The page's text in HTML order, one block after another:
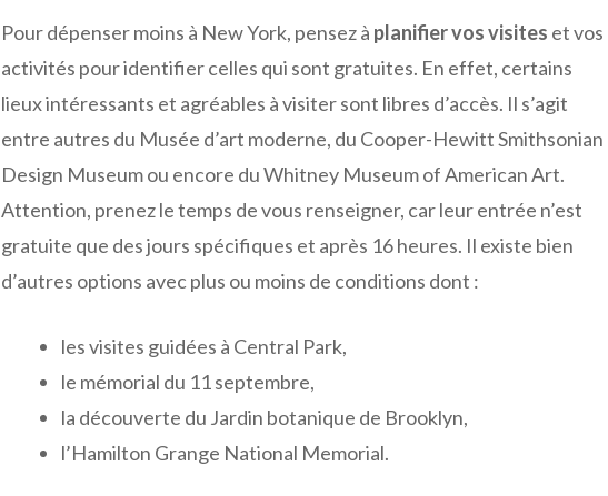
Pour dépenser moins à New York, pensez à planifier vos visites et vos
activités pour identifier celles qui sont gratuites. En effet, certains
lieux intéressants et agréables à visiter sont libres d’accès. Il s’agit
entre autres du Musée d’art moderne, du Cooper-Hewitt Smithsonian
Design Museum ou encore du Whitney Museum of American Art.
Attention, prenez le temps de vous renseigner, car leur entrée n’est
gratuite que des jours spécifiques et après 16 heures. Il existe bien
d’autres options avec plus ou moins de conditions dont :
les visites guidées à Central Park,
le mémorial du 11 septembre,
la découverte du Jardin botanique de Brooklyn,
l’Hamilton Grange National Memorial.